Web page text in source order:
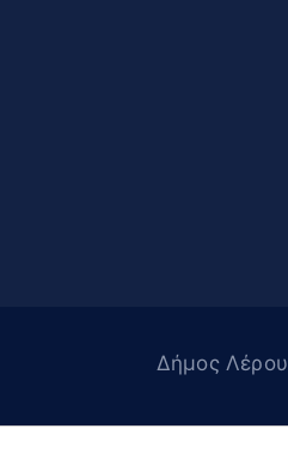
Δήμος Λέρου